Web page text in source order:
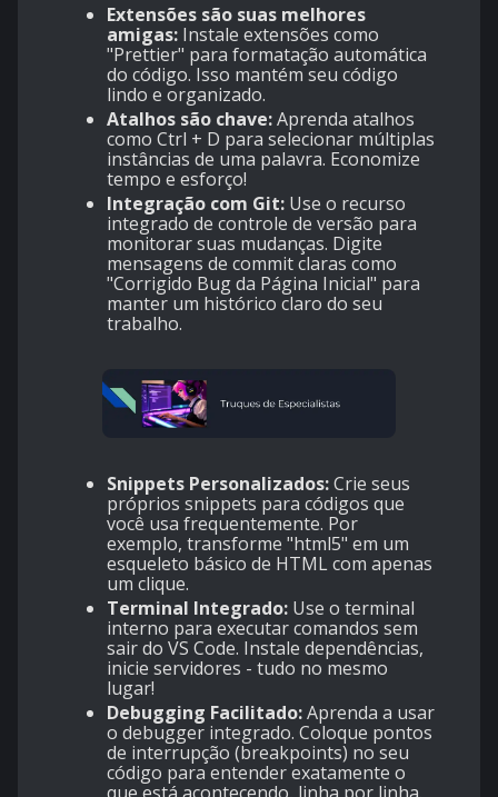
Extensões são suas melhores
amigas: Instale extensões como
"Prettier" para formatação automática
do código. Isso mantém seu código
lindo e organizado.
Atalhos são chave:Aprenda atalhos
como Ctrl + D para selecionar múltiplas
instâncias de uma palavra. Economize
tempo e esforço!
Integração com Git: Use o recurso
integrado de controle de versão para
monitorar suas mudanças. Digite
mensagens de commit claras como
"Corrigido Bug da Página Inicial" para
manter um histórico claro do seu
trabalho.
Snippets Personalizados:Crie seus
próprios snippets para códigos que
você usa frequentemente. Por
exemplo, transforme "html5" em um
esqueleto básico de HTML com apenas
um clique.
Terminal Integrado: Use o terminal
interno para executar comandos sem
sair do VS Code. Instale dependências,
inicie servidores - tudo no mesmo
lugar!
Debugging Facilitado:Aprenda a usar
o debugger integrado. Coloque pontos
de interrupção (breakpoints) no seu
código para entender exatamente o